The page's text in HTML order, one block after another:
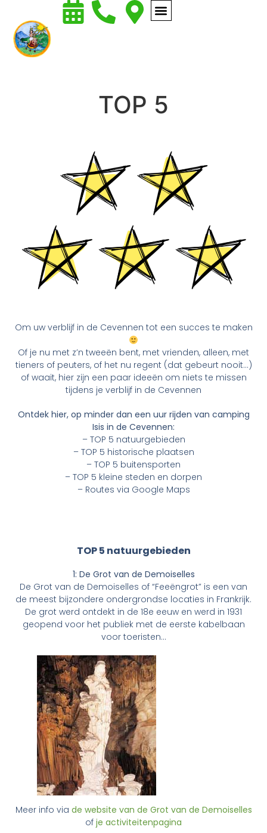
TOP 5
Om uw verblijf in de Cevennen tot een succes te maken
Of je nu met z’n tweeën bent, met vrienden, alleen, met
tieners of peuters, of het nu regent (dat gebeurt nooit…)
of waait, hier zijn een paar ideeën om niets te missen
tijdens je verblijf in de Cevennen
Ontdek hier, op minder dan een uur rijden van camping
Isis in de Cevennen:
– TOP 5 natuurgebieden
– TOP 5 historische plaatsen
– TOP 5 buitensporten
– TOP 5 kleine steden en dorpen
– Routes via Google Maps
TOP 5 natuurgebieden
1: De Grot van de Demoiselles
De Grot van de Demoiselles of “Feeëngrot” is een van
de meest bijzondere ondergrondse locaties in Frankrijk.
De grot werd ontdekt in de 18e eeuw en werd in 1931
geopend voor het publiek met de eerste kabelbaan
voor toeristen…
Meer info via de website van de Grot van de Demoiselles
of je activiteitenpagina